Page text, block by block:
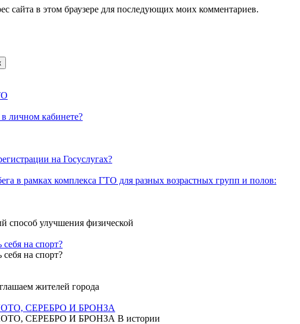
сайта в этом браузере для последующих моих комментариев.
личном кабинете?
на Госуслугах?
в рамках комплекса ГТО для разных возрастных групп и полов:
способ улучшения физической
на спорт?️
на спорт?
жителей города
СЕРЕБРО И БРОНЗА
СЕРЕБРО И БРОНЗА В истории